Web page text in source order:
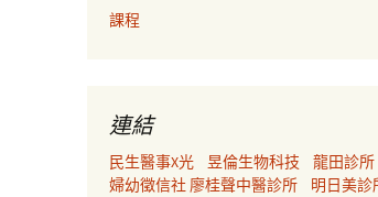
課程
連結
民生醫事X光 昱倫生物科技
龍田診所
婦幼徵信社 廖桂聲中醫診所
明日美診